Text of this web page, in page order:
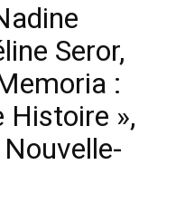
Seror,
:
Histoire »,